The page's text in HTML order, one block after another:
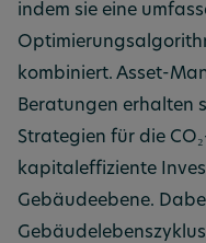
indem sie eine
kombiniert. Asset-
Beratungen erhalten
Strategien für die
kapitaleffiziente
Gebäudeebene.